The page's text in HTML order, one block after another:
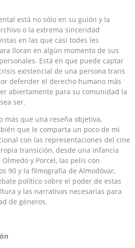
está no sólo en su guión y la
o la extrema sinceridad
en las que casi todes les
lloran en algún momento de sus
Está en que puede captar
existencial de una persona trans
defender el derecho humano más
abiertamente para su comunidad la
ser.
más que una reseña objetiva,
que le comparta un poco de mi
con las representaciones del cine
transición, desde una infancia
y Porcel, las pelis con
90 y la filmografía de Almodóvar,
político sobre el poder de estas
y las narrativas necesarias para
de géneros.